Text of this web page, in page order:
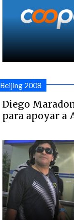
Beijing 2008
Diego
para apoyar a